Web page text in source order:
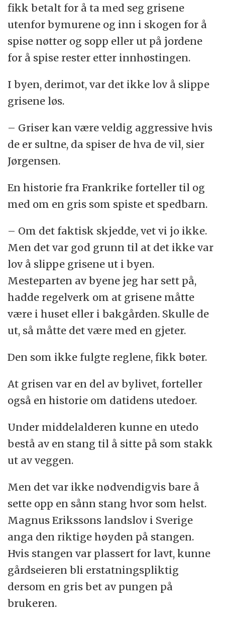
fikk betalt for å ta med seg grisene
utenfor bymurene og inn i skogen for å
spise nøtter og sopp eller ut på jordene
for å spise rester etter innhøstingen.
I byen, derimot, var det ikke lov å slippe
grisene løs.
– Griser kan være veldig aggressive hvis
de er sultne, da spiser de hva de vil, sier
Jørgensen.
En historie fra Frankrike forteller til og
med om en gris som spiste et spedbarn.
– Om det faktisk skjedde, vet vi jo ikke.
Men det var god grunn til at det ikke var
lov å slippe grisene ut i byen.
Mesteparten av byene jeg har sett på,
hadde regelverk om at grisene måtte
være i huset eller i bakgården. Skulle de
ut, så måtte det være med en gjeter.
Den som ikke fulgte reglene, fikk bøter.
At grisen var en del av bylivet, forteller
også en historie om datidens utedoer.
Under middelalderen kunne en utedo
bestå av en stang til å sitte på som stakk
ut av veggen.
Men det var ikke nødvendigvis bare å
sette opp en sånn stang hvor som helst.
Magnus Erikssons landslov i Sverige
anga den riktige høyden på stangen.
Hvis stangen var plassert for lavt, kunne
gårdseieren bli erstatningspliktig
dersom en gris bet av pungen på
brukeren.